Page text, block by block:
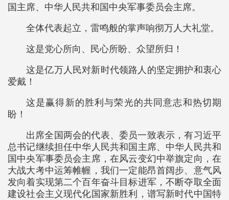
国主席、中华人民共和国中央军事委员会主席。
全体代表起立，雷鸣般的掌声响彻万人大礼堂。
这是党心所向、民心所盼、众望所归！
这是亿万人民对新时代领路人的坚定拥护和衷心
爱戴！
这是赢得新的胜利与荣光的共同意志和热切期
盼！
出席全国两会的代表、委员一致表示，有习近平
总书记继续担任中华人民共和国主席、中华人民共和
国中央军事委员会主席，在风云变幻中举旗定向，在
大战大考中运筹帷幄，我们一定能昂首阔步、意气风
发向着实现第二个百年奋斗目标进军，不断夺取全面
建设社会主义现代化国家新胜利，谱写新时代中国特